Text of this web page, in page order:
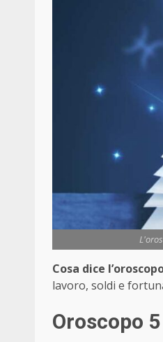
Cosa dice
lavoro, soldi e
Oroscopo